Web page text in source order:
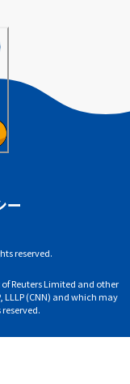
ー
reserved.
Reuters Limited and other
(CNN) and which may